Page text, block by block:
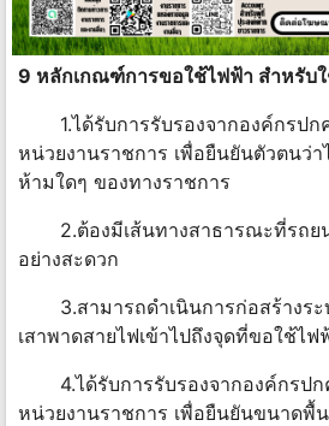
9 หลักเกณฑ์การขอใช้ไฟฟ้า สำหรับ
1.ได้รับการรับรองจากองค์กรปก
หน่วยงานราชการ เพื่อยืนยันตัวตนว่
ห้ามใดๆ ของทางราชการ
2.ต้องมีเส้นทางสาธารณะที่รถยน
อย่างสะดวก
3.สามารถดำเนินการก่อสร้างระ
เสาพาดสายไฟเข้าไปถึงจุดที่ขอใช้ไฟ
4.ได้รับการรับรองจากองค์กรปก
หน่วยงานราชการ เพื่อยืนยันขนาดพื้